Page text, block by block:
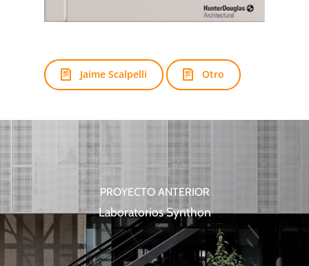
Jaime Scalpelli Otro
PROYECTO ANTERIOR
Laboratorios Synthon